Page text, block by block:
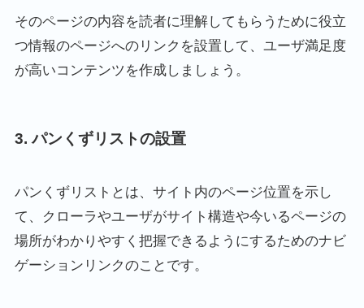
そのページの内容を読者に理解してもらうために役立
つ情報のページへのリンクを設置して、ユーザ満足度
が高いコンテンツを作成しましょう。
3. パンくずリストの設置
パンくずリストとは、サイト内のページ位置を示し
て、クローラやユーザがサイト構造や今いるページの
場所がわかりやすく把握できるようにするためのナビ
ゲーションリンクのことです。